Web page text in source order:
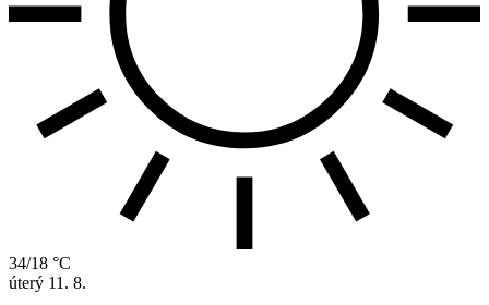
34/18 °C
úterý 11. 8.